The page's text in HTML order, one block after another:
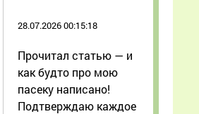
28.07.2026 00:15:18
Прочитал статью — и
как будто про мою
пасеку написано!
Подтверждаю каждое